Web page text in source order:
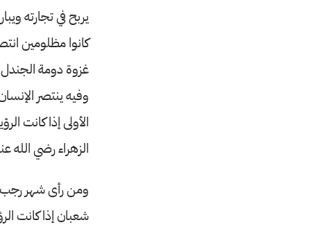
يربح في تجارته
كانوا مظلومين
غزوة دومة
وفيه ينتصر
الأولى إذا كانت
الزهراء رضي الله
ومن رأى شهر رجب
شعبان إذا كانت